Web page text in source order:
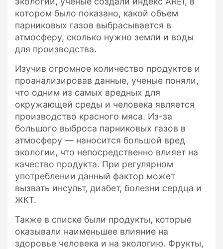
котором было показано, какой объем
парниковых газов выбрасывается в
атмосферу, сколько нужно земли и воды
для производства.
Изучив огромное количество продуктов и
проанализировав данные, ученые поняли,
что одним из самых вредных для
окружающей среды и человека является
производство красного мяса. Из-за
большого выброса парниковых газов в
атмосферу — наносится большой вред
экологии, что непосредственно влияет на
качество продукта. При регулярном
употреблении данный фактор может
вызвать инсульт, диабет, болезни сердца и
ЖКТ.
Также в списке были продукты, которые
оказывали наименьшее влияние на
здоровье человека и на экологию. Фрукты,